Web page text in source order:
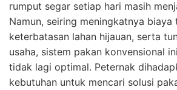
rumput segar setiap hari masih
Namun, seiring meningkatnya biaya
keterbatasan lahan hijauan, serta
usaha, sistem pakan konvensional
tidak lagi optimal. Peternak
kebutuhan untuk mencari solusi